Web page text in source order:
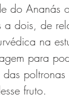
do Ananás
dois, de
na
para
fruto.